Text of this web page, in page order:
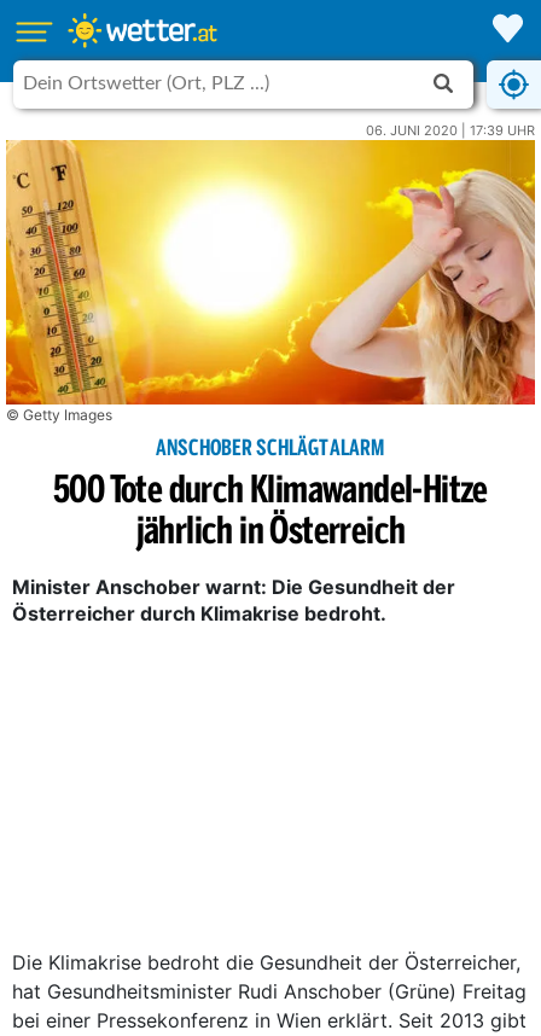
06. JUNI 2020 | 17:39 UHR
© Getty Images
ANSCHOBER SCHLÄGT ALARM
500 Tote durch Klimawandel-Hitze
jährlich in Österreich
Minister Anschober warnt: Die Gesundheit der
Österreicher durch Klimakrise bedroht.
Die Klimakrise bedroht die Gesundheit der Österreicher,
hat Gesundheitsminister Rudi Anschober (Grüne) Freitag
bei einer Pressekonferenz in Wien erklärt. Seit 2013 gibt